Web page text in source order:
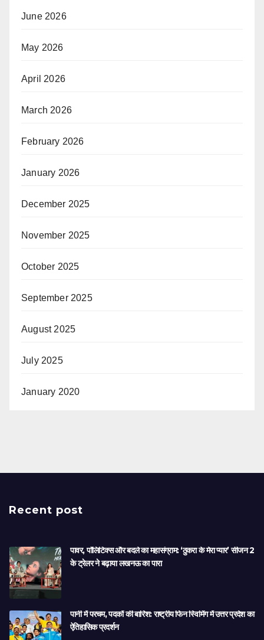
June 2026
May 2026
April 2026
March 2026
February 2026
January 2026
December 2025
November 2025
October 2025
September 2025
August 2025
July 2025
January 2020
Recent post
पावर, पॉलिटिक्स और बदले का महासंग्राम: ‘ठुकरा के मेरा प्यार’ सीजन 2
के ट्रेलर ने बढ़ाया लखनऊ का पारा
पानी में परचम, पदकों की बारिश: राष्ट्रीय फिन स्विमिंग में उत्तर प्रदेश का
ऐतिहासिक प्रदर्शन